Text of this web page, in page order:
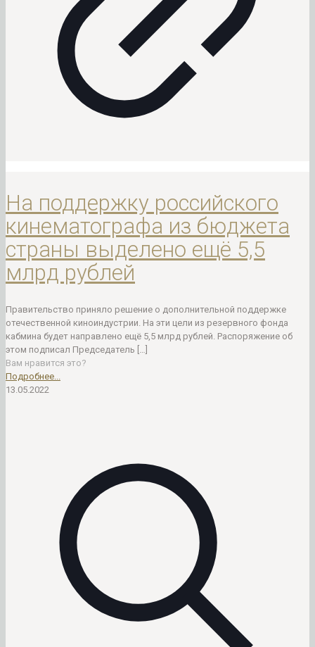
На поддержку российского
кинематографа из бюджета
страны выделено ещё 5,5
млрд рублей
Правительство приняло решение о дополнительной поддержке
отечественной киноиндустрии. На эти цели из резервного фонда
кабмина будет направлено ещё 5,5 млрд рублей. Распоряжение об
этом подписал Председатель […]
Вам нравится это?
Подробнее...
13.05.2022